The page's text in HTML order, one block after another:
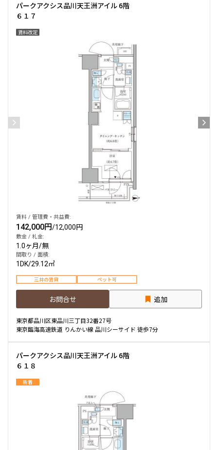
パークアクシス品川天王洲アイル 6階
６１７
賃料改定
賃料 / 管理費・共益費:
142,000円/12,000円
敷金 / 礼金:
1.0ヶ月/無
間取り / 面積:
1DK/29.12㎡
三井の賃貸 ペット可
お問合せ 追加
東京都品川区東品川三丁目32番27号
東京臨海高速鉄道 りんかい線 品川シーサイド 徒歩7分
パークアクシス品川天王洲アイル 6階
６１８
新着